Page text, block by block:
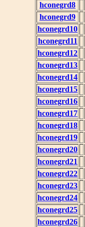
hconegrd8
hconegrd9
hconegrd10
hconegrd11
hconegrd12
hconegrd13
hconegrd14
hconegrd15
hconegrd16
hconegrd17
hconegrd18
hconegrd19
hconegrd20
hconegrd21
hconegrd22
hconegrd23
hconegrd24
hconegrd25
hconegrd26